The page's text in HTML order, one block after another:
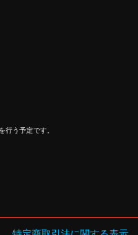
行う予定です。